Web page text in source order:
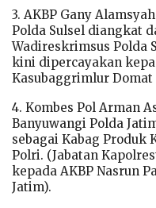
3. AKBP Gany
Polda Sulsel diangkat
Wadireskrimsus Polda
kini dipercayakan
Kasubaggrimlur Domat
4. Kombes Pol Arman
Banyuwangi Polda
sebagai Kabag Produk
Polri. (Jabatan
kepada AKBP Nasrun
Jatim).